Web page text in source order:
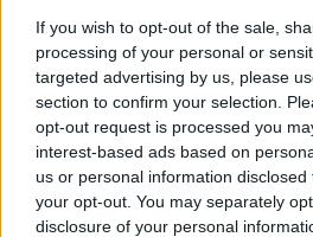
If you wish to opt-out of the sale,
processing of your personal or
targeted advertising by us, please
section to confirm your selection.
opt-out request is processed you
interest-based ads based on
us or personal information
your opt-out. You may separately
disclosure of your personal
aminek a háromnegyedén már
ehhez másként kell hozzáállni!